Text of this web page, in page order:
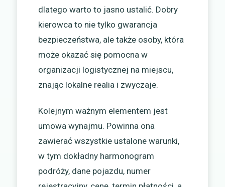
dlatego warto to jasno ustalić. Dobry
kierowca to nie tylko gwarancja
bezpieczeństwa, ale także osoby, która
może okazać się pomocna w
organizacji logistycznej na miejscu,
znając lokalne realia i zwyczaje.
Kolejnym ważnym elementem jest
umowa wynajmu. Powinna ona
zawierać wszystkie ustalone warunki,
w tym dokładny harmonogram
podróży, dane pojazdu, numer